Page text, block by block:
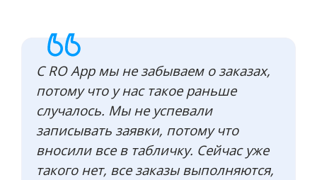
С RO App мы не забываем о заказах,
потому что у нас такое раньше
случалось. Мы не успевали
записывать заявки, потому что
вносили все в табличку. Сейчас уже
такого нет, все заказы выполняются,